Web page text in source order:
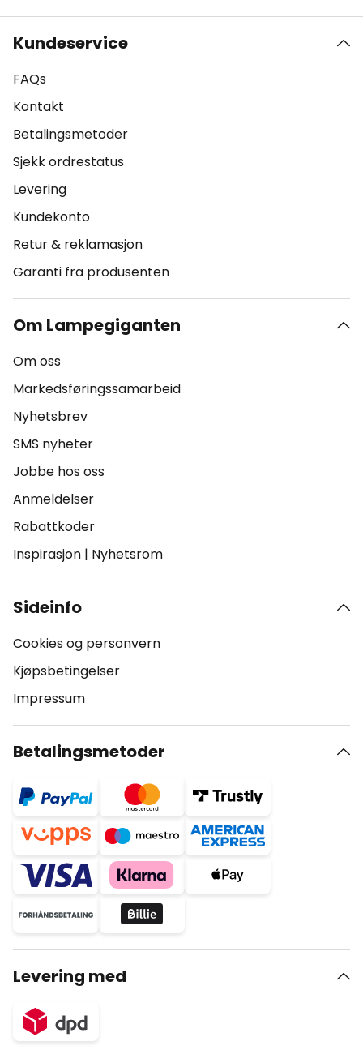
Kundeservice
FAQs
Kontakt
Betalingsmetoder
Sjekk ordrestatus
Levering
Kundekonto
Retur & reklamasjon
Garanti fra produsenten
Om Lampegiganten
Om oss
Markedsføringssamarbeid
Nyhetsbrev
SMS nyheter
Jobbe hos oss
Anmeldelser
Rabattkoder
Inspirasjon | Nyhetsrom
Sideinfo
Cookies og personvern
Kjøpsbetingelser
Impressum
Betalingsmetoder
Levering med